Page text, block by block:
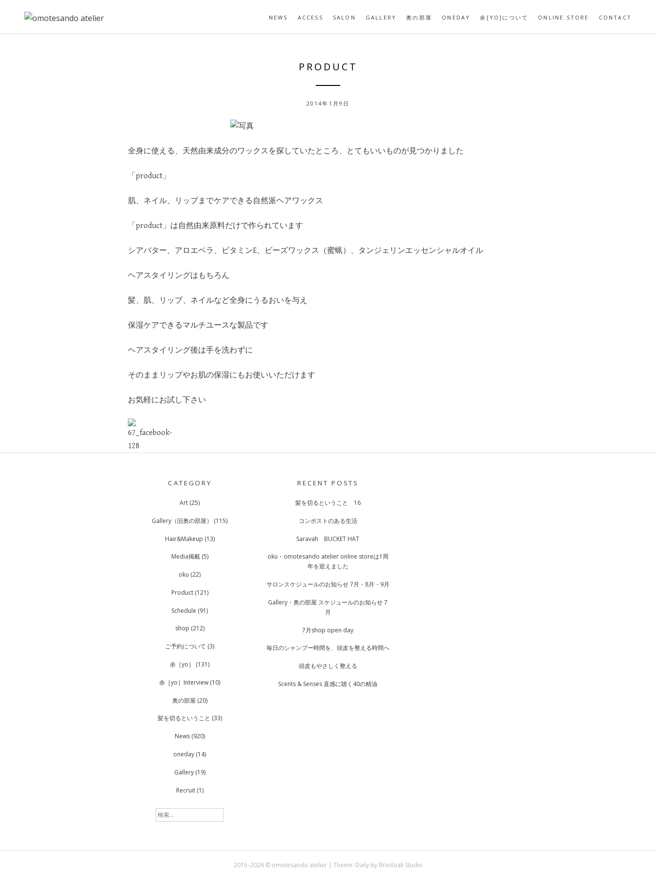
content
NEWS ACCESS SALON GALLERY 奥の部屋 ONEDAY 余[YO]について ONLINE STORE CONTACT
PRODUCT
2014年1月9日
全身に使える、天然由来成分のワックスを探していたところ、とてもいいものが見つかりました
「product」
肌、ネイル、リップまでケアできる自然派ヘアワックス
「product」は自然由来原料だけで作られています
シアバター、アロエベラ、ビタミンE、ビーズワックス（蜜蝋）、タンジェリンエッセンシャルオイル
ヘアスタイリングはもちろん
髪、肌、リップ、ネイルなど全身にうるおいを与え
保湿ケアできるマルチユースな製品です
ヘアスタイリング後は手を洗わずに
そのままリップやお肌の保湿にもお使いいただけます
お気軽にお試し下さい
CATEGORY
Art (25)
Gallery（旧奥の部屋） (115)
Hair&Makeup (13)
Media掲載(5)
oku (22)
Product(121)
Schedule (91)
shop (212)
ご予約について (3)
余［yo］ (131)
余［yo］Interview (10)
奥の部屋 (20)
髪を切るということ (33)
News(920)
oneday (14)
Gallery(19)
Recruit(1)
検
索:
RECENT POSTS
髪を切るということ 16
コンポストのある生活
Saravah BUCKET HAT
oku・omotesando atelier online storeは1周
年を迎えました
サロンスケジュールのお知らせ 7月・8月・9月
Gallery・奥の部屋 スケジュールのお知らせ 7
月
7月shop open day
毎日のシャンプー時間を、頭皮を整える時間へ
頭皮もやさしく整える
Scents & Senses 直感に聴く40の精油
2015–2026 © omotesando atelier | Theme: Dailyby Brodziak Studio